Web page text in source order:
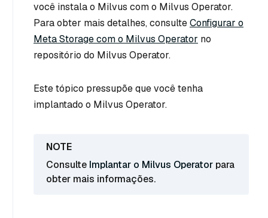
você instala o Milvus com o Milvus Operator.
Para obter mais detalhes, consulteConfigurar o
Meta Storage com o Milvus Operator no
repositório do Milvus Operator.
Este tópico pressupõe que você tenha
implantado o Milvus Operator.
Consulte Implantar o Milvus Operator para
obter mais informações.